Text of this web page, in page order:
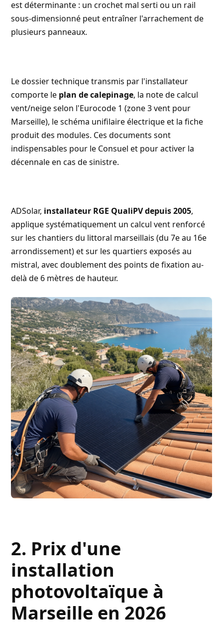
est déterminante : un crochet mal serti ou un rail
sous-dimensionné peut entraîner l'arrachement de
plusieurs panneaux.
Le dossier technique transmis par l'installateur
comporte le plan de calepinage, la note de calcul
vent/neige selon l'Eurocode 1 (zone 3 vent pour
Marseille), le schéma unifilaire électrique et la fiche
produit des modules. Ces documents sont
indispensables pour le Consuel et pour activer la
décennale en cas de sinistre.
ADSolar, installateur RGE QualiPV depuis 2005,
applique systématiquement un calcul vent renforcé
sur les chantiers du littoral marseillais (du 7e au 16e
arrondissement) et sur les quartiers exposés au
mistral, avec doublement des points de fixation au-
delà de 6 mètres de hauteur.
2. Prix d'une
installation
photovoltaïque à
Marseille en 2026